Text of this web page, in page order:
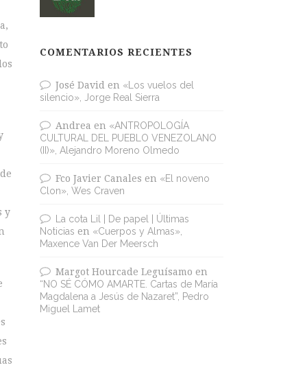
y
COMENTARIOS RECIENTES
José David en «Los vuelos del
silencio», Jorge Real Sierra
Andrea en «ANTROPOLOGÍA
CULTURAL DEL PUEBLO VENEZOLANO
(II)», Alejandro Moreno Olmedo
Fco Javier Canales en «El noveno
Clon», Wes Craven
La cota Lil | De papel | Últimas
Noticias en «Cuerpos y Almas»,
Maxence Van Der Meersch
Margot Hourcade Leguísamo en
“NO SÉ CÓMO AMARTE. Cartas de María
Magdalena a Jesús de Nazaret”, Pedro
Miguel Lamet